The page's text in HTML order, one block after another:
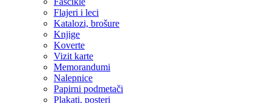
Flajeri i leci
Katalozi, brošure
Knjige
Koverte
Vizit karte
Memorandumi
Nalepnice
Papirni podmetači
Plakati, posteri